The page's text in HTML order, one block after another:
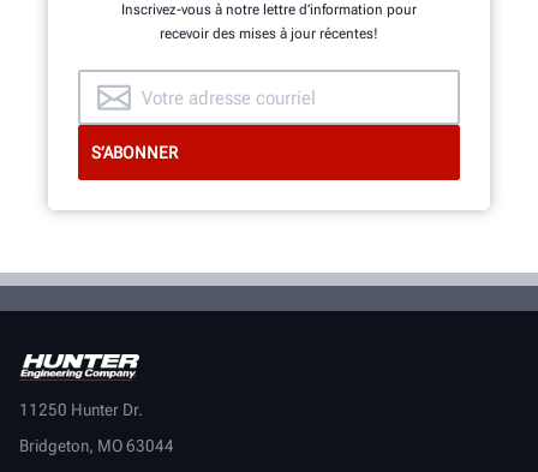
Inscrivez-vous à notre lettre d’information pour
recevoir des mises à jour récentes!
11250 Hunter Dr.
Bridgeton, MO 63044